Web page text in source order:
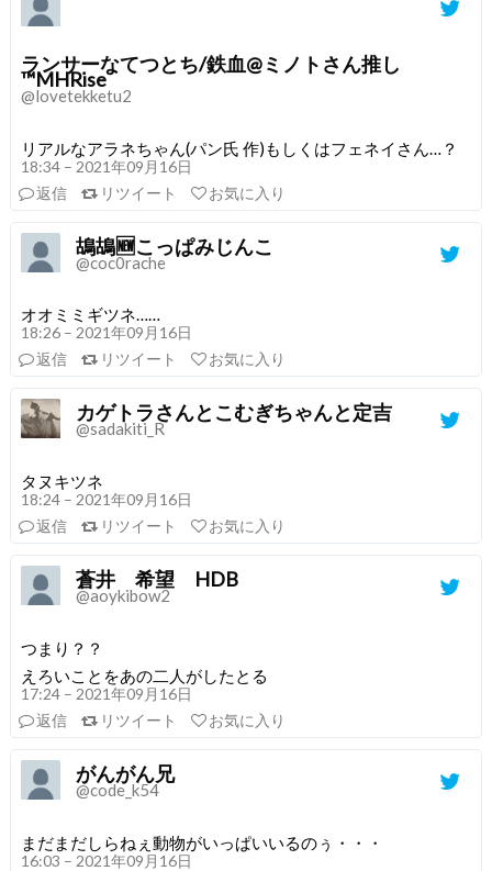
ランサーなてつとち/鉄血@ミノトさん推し
™MHRise
@lovetekketu2
リアルなアラネちゃん(パン氏 作)もしくはフェネイさん…？
18:34 – 2021年09月16日
返信
リツイート お気に入り
鴣鴣🆕こっぱみじんこ
@coc0rache
オオミミギツネ……
18:26 – 2021年09月16日
返信
リツイート お気に入り
カゲトラさんとこむぎちゃんと定吉
@sadakiti_R
タヌキツネ
18:24 – 2021年09月16日
返信
リツイート お気に入り
蒼井 希望 HDB
@aoykibow2
つまり？？
えろいことをあの二人がしたとる
17:24 – 2021年09月16日
返信
リツイート お気に入り
がんがん兄
@code_k54
まだまだしらねぇ動物がいっぱいいるのぅ・・・
16:03 – 2021年09月16日